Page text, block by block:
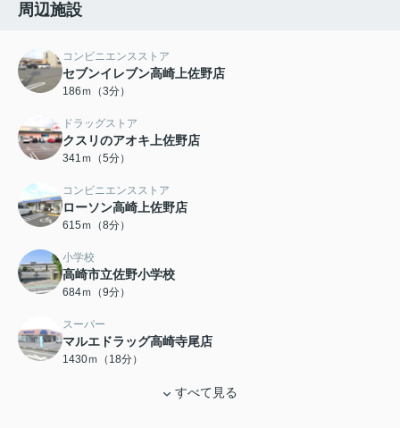
周辺施設
コンビニエンスストア
セブンイレブン高崎上佐野店
186ｍ（3分）
ドラッグストア
クスリのアオキ上佐野店
341ｍ（5分）
コンビニエンスストア
ローソン高崎上佐野店
615ｍ（8分）
小学校
高崎市立佐野小学校
684ｍ（9分）
スーパー
マルエドラッグ高崎寺尾店
1430ｍ（18分）
すべて見る